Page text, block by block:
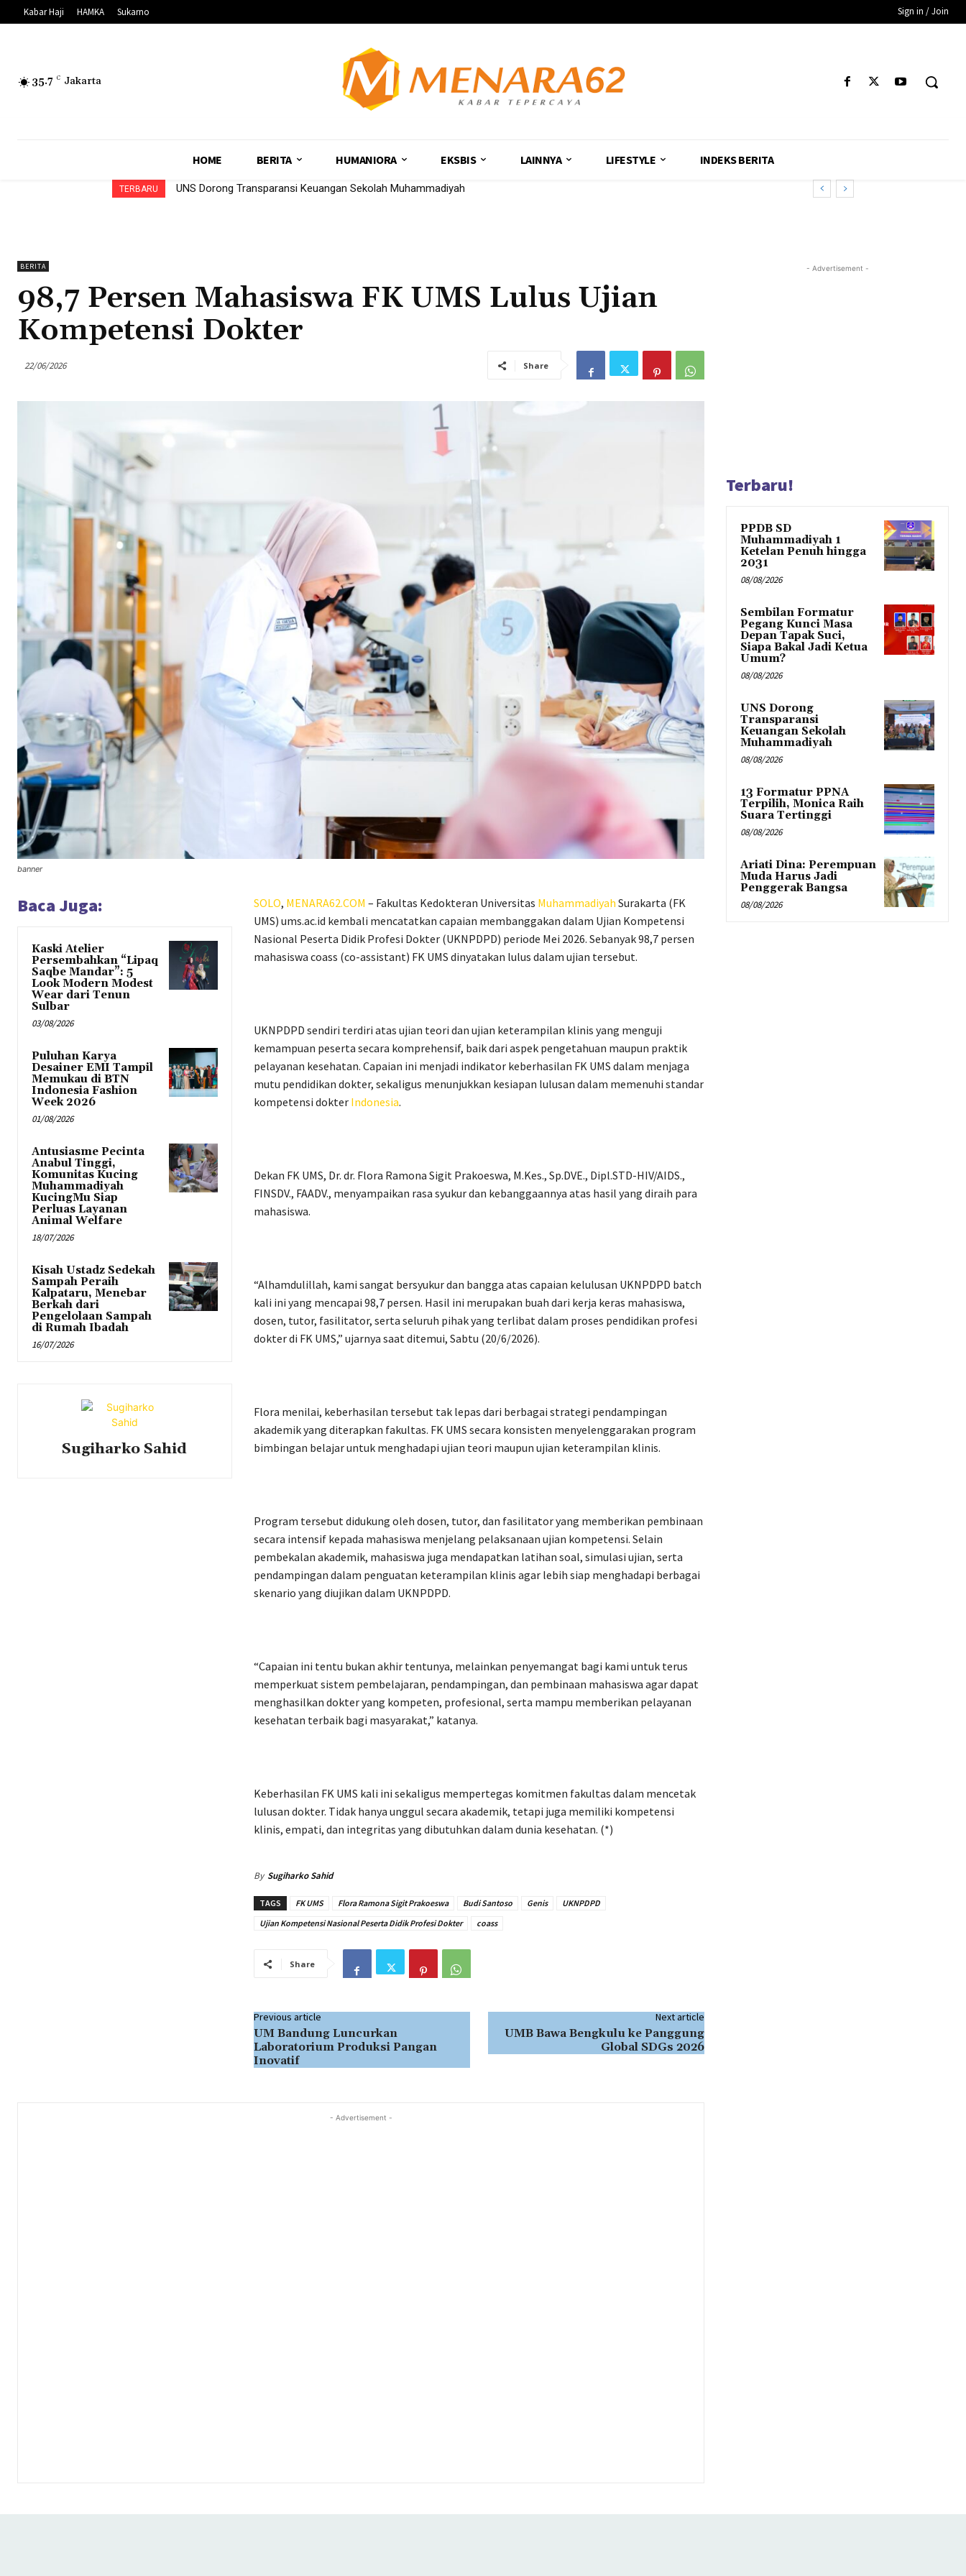
Kabar Haji HAMKA Sukarno Sign in / Join
35.7 C Jakarta
HOME BERITA HUMANIORA EKSBIS LAINNYA LIFESTYLE INDEKS BERITA
TERBARU UNS Dorong Transparansi Keuangan Sekolah Muhammadiyah
13 Formatur PPNA Terpilih, Monica Raih Suara Tertinggi
BERITA
98,7 Persen Mahasiswa FK UMS Lulus Ujian
Kompetensi Dokter
22/06/2026 Share
banner
Baca Juga:
Kaski Atelier
Persembahkan “Lipaq
Saqbe Mandar”: 5
Look Modern Modest
Wear dari Tenun
Sulbar
03/08/2026
Puluhan Karya
Desainer EMI Tampil
Memukau di BTN
Indonesia Fashion
Week 2026
01/08/2026
Antusiasme Pecinta
Anabul Tinggi,
Komunitas Kucing
Muhammadiyah
KucingMu Siap
Perluas Layanan
Animal Welfare
18/07/2026
Kisah Ustadz Sedekah
Sampah Peraih
Kalpataru, Menebar
Berkah dari
Pengelolaan Sampah
di Rumah Ibadah
16/07/2026
Sugiharko Sahid
SOLO, MENARA62.COM – Fakultas Kedokteran Universitas Muhammadiyah Surakarta (FK
UMS) ums.ac.id kembali mencatatkan capaian membanggakan dalam Ujian Kompetensi
Nasional Peserta Didik Profesi Dokter (UKNPDPD) periode Mei 2026. Sebanyak 98,7 persen
mahasiswa coass (co-assistant) FK UMS dinyatakan lulus dalam ujian tersebut.
UKNPDPD sendiri terdiri atas ujian teori dan ujian keterampilan klinis yang menguji
kemampuan peserta secara komprehensif, baik dari aspek pengetahuan maupun praktik
pelayanan kesehatan. Capaian ini menjadi indikator keberhasilan FK UMS dalam menjaga
mutu pendidikan dokter, sekaligus menunjukkan kesiapan lulusan dalam memenuhi standar
kompetensi dokter Indonesia.
Dekan FK UMS, Dr. dr. Flora Ramona Sigit Prakoeswa, M.Kes., Sp.DVE., Dipl.STD-HIV/AIDS.,
FINSDV., FAADV., menyampaikan rasa syukur dan kebanggaannya atas hasil yang diraih para
mahasiswa.
“Alhamdulillah, kami sangat bersyukur dan bangga atas capaian kelulusan UKNPDPD batch
kali ini yang mencapai 98,7 persen. Hasil ini merupakan buah dari kerja keras mahasiswa,
dosen, tutor, fasilitator, serta seluruh pihak yang terlibat dalam proses pendidikan profesi
dokter di FK UMS,” ujarnya saat ditemui, Sabtu (20/6/2026).
Flora menilai, keberhasilan tersebut tak lepas dari berbagai strategi pendampingan
akademik yang diterapkan fakultas. FK UMS secara konsisten menyelenggarakan program
bimbingan belajar untuk menghadapi ujian teori maupun ujian keterampilan klinis.
Program tersebut didukung oleh dosen, tutor, dan fasilitator yang memberikan pembinaan
secara intensif kepada mahasiswa menjelang pelaksanaan ujian kompetensi. Selain
pembekalan akademik, mahasiswa juga mendapatkan latihan soal, simulasi ujian, serta
pendampingan dalam penguatan keterampilan klinis agar lebih siap menghadapi berbagai
skenario yang diujikan dalam UKNPDPD.
“Capaian ini tentu bukan akhir tentunya, melainkan penyemangat bagi kami untuk terus
memperkuat sistem pembelajaran, pendampingan, dan pembinaan mahasiswa agar dapat
menghasilkan dokter yang kompeten, profesional, serta mampu memberikan pelayanan
kesehatan terbaik bagi masyarakat,” katanya.
Keberhasilan FK UMS kali ini sekaligus mempertegas komitmen fakultas dalam mencetak
lulusan dokter. Tidak hanya unggul secara akademik, tetapi juga memiliki kompetensi
klinis, empati, dan integritas yang dibutuhkan dalam dunia kesehatan. (*)
By Sugiharko Sahid
TAGS FK UMS Flora Ramona Sigit Prakoeswa Budi Santoso Genis
UKNPDPD
Ujian Kompetensi Nasional Peserta Didik Profesi Dokter
coass
Share
Previous article
UM Bandung Luncurkan
Laboratorium Produksi Pangan
Inovatif
Next article
UMB Bawa Bengkulu ke Panggung
Global SDGs 2026
- Advertisement -
- Advertisement -
Terbaru!
PPDB SD
Muhammadiyah 1
Ketelan Penuh hingga
2031
08/08/2026
Sembilan Formatur
Pegang Kunci Masa
Depan Tapak Suci,
Siapa Bakal Jadi Ketua
Umum?
08/08/2026
UNS Dorong
Transparansi
Keuangan Sekolah
Muhammadiyah
08/08/2026
13 Formatur PPNA
Terpilih, Monica Raih
Suara Tertinggi
08/08/2026
Ariati Dina: Perempuan
Muda Harus Jadi
Penggerak Bangsa
08/08/2026